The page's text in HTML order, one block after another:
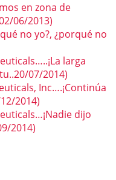
en zona de
06/2013)
no yo?, ¿porqué no
larga
07/2014)
Inc….¡Continúa
2014)
dijo
2014)